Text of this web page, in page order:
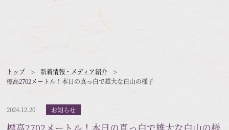
トップ
新着情報・メディア紹介
標高2702メートル！本日の真っ白で雄大な白山の様子
2024.12.20 お知らせ